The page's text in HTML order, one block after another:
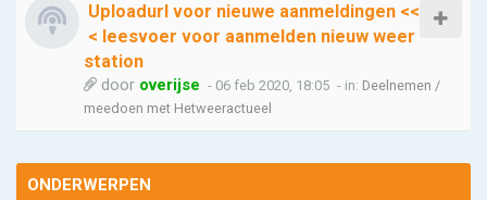
Uploadurl voor nieuwe aanmeldingen <<
< leesvoer voor aanmelden nieuw weer
station
door overijse - 06 feb 2020, 18:05 - in: Deelnemen /
meedoen met Hetweeractueel
ONDERWERPEN